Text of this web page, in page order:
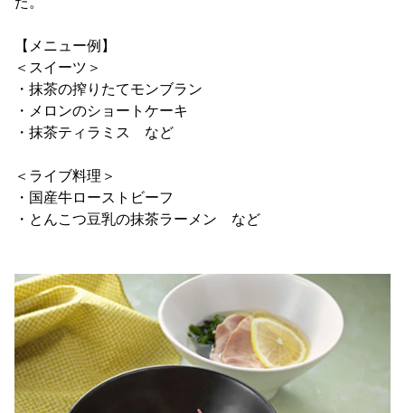
【メニュー例】
＜スイーツ＞
・抹茶の搾りたてモンブラン
・メロンのショートケーキ
・抹茶ティラミス など
＜ライブ料理＞
・国産牛ローストビーフ
・とんこつ豆乳の抹茶ラーメン など